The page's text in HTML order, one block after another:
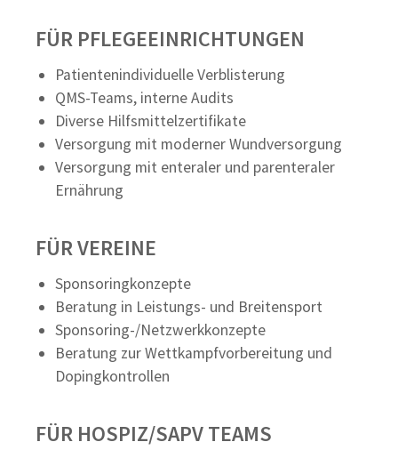
FÜR PFLEGEEINRICHTUNGEN
Patientenindividuelle Verblisterung
QMS-Teams, interne Audits
Diverse Hilfsmittelzertifikate
Versorgung mit moderner Wundversorgung
Versorgung mit enteraler und parenteraler
Ernährung
FÜR VEREINE
Sponsoringkonzepte
Beratung in Leistungs- und Breitensport
Sponsoring-/Netzwerkkonzepte
Beratung zur Wettkampfvorbereitung und
Dopingkontrollen
FÜR HOSPIZ/SAPV TEAMS